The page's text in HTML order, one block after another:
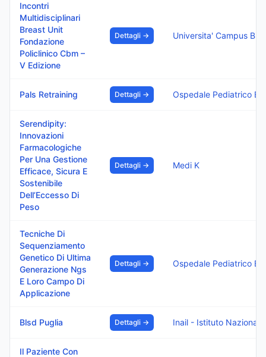
Incontri
Multidisciplinari
Breast Unit
Fondazione
Policlinico Cbm –
V Edizione
Dettagli →
Pals Retraining Dettagli →
Serendipity:
Innovazioni
Farmacologiche
Per Una Gestione
Efficace, Sicura E
Sostenibile
Dell’Eccesso Di
Peso
Dettagli → Medi K
Tecniche Di
Sequenziamento
Genetico Di Ultima
Generazione Ngs
E Loro Campo Di
Applicazione
Dettagli →
Blsd Puglia Dettagli →
Il Paziente Con